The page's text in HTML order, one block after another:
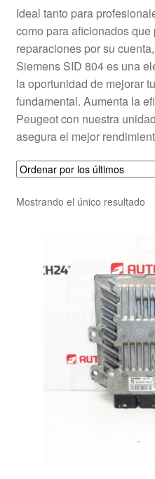
Términos y Condiciones
Transporte
Ideal tanto para
como para aficionados
reparaciones por su
Siemens SID 804 es una
la oportunidad de mejorar
fundamental. Aumenta la
Peugeot con nuestra
asegura el mejor
Mostrando el único resultado